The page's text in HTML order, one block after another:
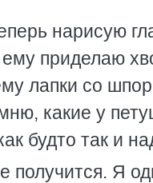
нарисую
приделаю
лапки со
какие у
будто так и
получится. Я